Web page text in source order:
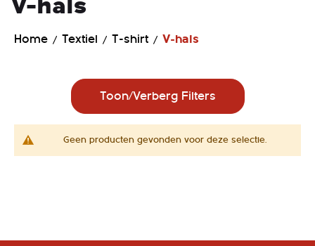
Home Textiel T-shirt V-hals
Toon/Verberg Filters
Geen producten gevonden voor deze selectie.